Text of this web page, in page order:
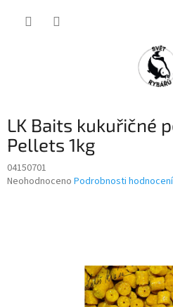
LK Baits kukuřičné
Pellets 1kg
04150701
Průměrné
Neohodnoceno Podrobnosti hodnocení